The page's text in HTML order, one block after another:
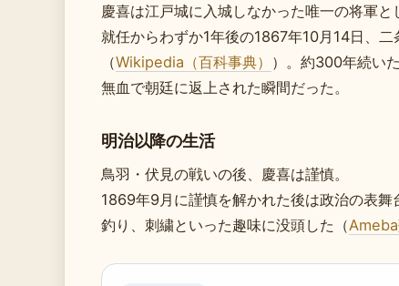
慶喜は江戸城に入城しなかった唯一の将軍と
就任からわずか1年後の1867年10月14日、
（Wikipedia（百科事典） ）。約300年続い
無血で朝廷に返上された瞬間だった。
明治以降の生活
鳥羽・伏見の戦いの後、慶喜は謹慎。
1869年9月に謹慎を解かれた後は政治の表舞
釣り、刺繍といった趣味に没頭した（Ameba